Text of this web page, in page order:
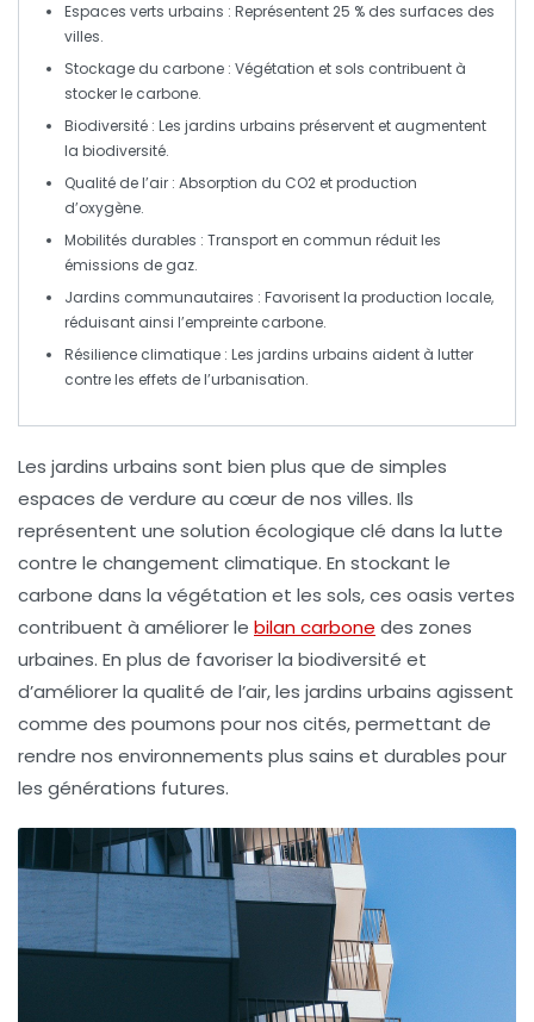
Espaces verts urbains : Représentent 25 % des surfaces des
villes.
Stockage du carbone : Végétation et sols contribuent à
stocker le carbone.
Biodiversité : Les jardins urbains préservent et augmentent
la biodiversité.
Qualité de l’air : Absorption du CO2 et production
d’oxygène.
Mobilités durables : Transport en commun réduit les
émissions de gaz.
Jardins communautaires : Favorisent la production locale,
réduisant ainsi l’empreinte carbone.
Résilience climatique : Les jardins urbains aident à lutter
contre les effets de l’urbanisation.
Les jardins urbains sont bien plus que de simples
espaces de verdure au cœur de nos villes. Ils
représentent une solution écologique clé dans la lutte
contre le changement climatique. En stockant le
carbone dans la végétation et les sols, ces oasis vertes
contribuent à améliorer le bilan carbone des zones
urbaines. En plus de favoriser la biodiversité et
d’améliorer la qualité de l’air, les jardins urbains agissent
comme des poumons pour nos cités, permettant de
rendre nos environnements plus sains et durables pour
les générations futures.